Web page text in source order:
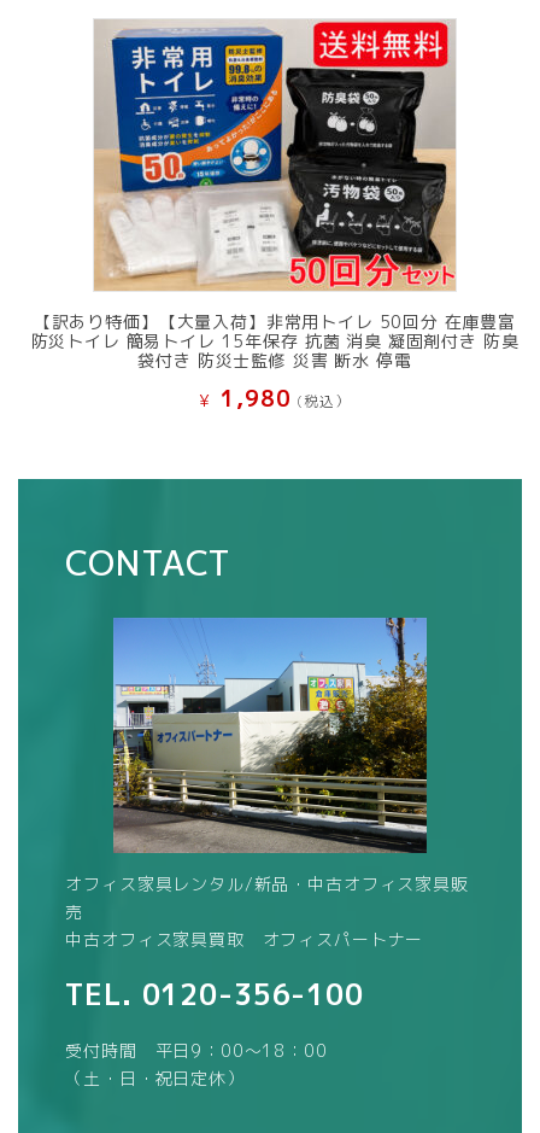
【訳あり特価】【大量入荷】非常用トイレ 50回分 在庫豊富
防災トイレ 簡易トイレ 15年保存 抗菌 消臭 凝固剤付き 防臭
袋付き 防災士監修 災害 断水 停電
¥ 1,980 (税込）
CONTACT
オフィス家具レンタル/新品・中古オフィス家具販
売
中古オフィス家具買取 オフィスパートナー
TEL. 0120-356-100
受付時間 平日9：00～18：00
（土・日・祝日定休）